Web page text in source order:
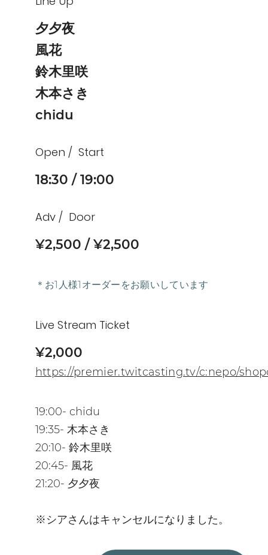
夕夕夜
風花
鈴木里咲
木本さき
chidu
Open Start
18:30 19:00
Adv Door
¥2,500 ¥2,500
＊お1人様1オーダーをお願いしています
Live Stream Ticket
¥2,000
https://premier.twitcasting.tv/c:nepo/
19:00- chidu
19:35- 木本さき
20:10- 鈴木里咲
20:45- 風花
21:20- 夕夕夜
※シアさんはキャンセルになりました。